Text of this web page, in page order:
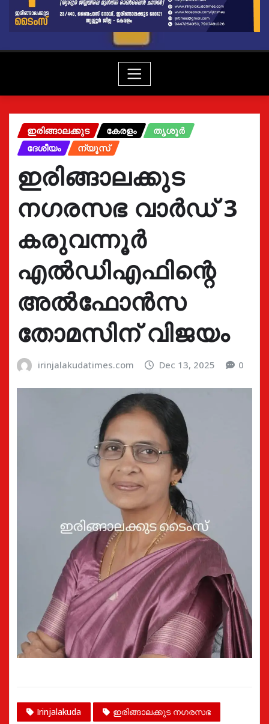
ഇരിങ്ങാലക്കുട കേരളം
തൃശൂർ
ദേശീയം
ന്യൂസ്
ഇരിങ്ങാലക്കുട
നഗരസഭ വാർഡ് 3
കരുവന്നൂർ
എൽഡിഎഫിന്റെ
അൽഫോൻസ
തോമസിന് വിജയം
irinjalakudatimes.com Dec 13, 2025 0
Irinjalakuda
ഇരിങ്ങാലക്കുട നഗരസഭ